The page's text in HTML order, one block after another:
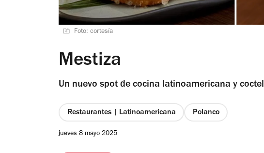
Foto: cortesía
Mestiza
Un nuevo spot de cocina latinoamericana y
Restaurantes | Latinoamericana Polanco
jueves 8 mayo 2025